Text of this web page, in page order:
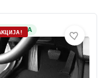
ЗАЛИХА